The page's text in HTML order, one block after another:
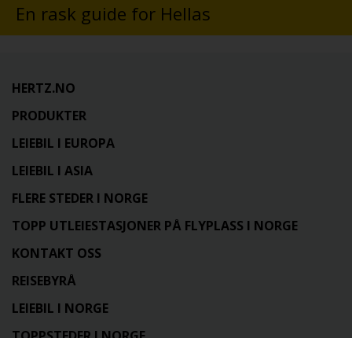
En rask guide for Hellas
HERTZ.NO
PRODUKTER
LEIEBIL I EUROPA
LEIEBIL I ASIA
FLERE STEDER I NORGE
TOPP UTLEIESTASJONER PÅ FLYPLASS I NORGE
KONTAKT OSS
REISEBYRÅ
LEIEBIL I NORGE